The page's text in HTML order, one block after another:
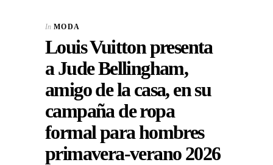
In MODA
Louis Vuitton presenta
a Jude Bellingham,
amigo de la casa, en su
campaña de ropa
formal para hombres
primavera-verano 2026